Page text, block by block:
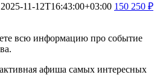
2025-11-12T16:43:00+03:00 150 250 ₽
всю информацию про событие
афиша самых интересных